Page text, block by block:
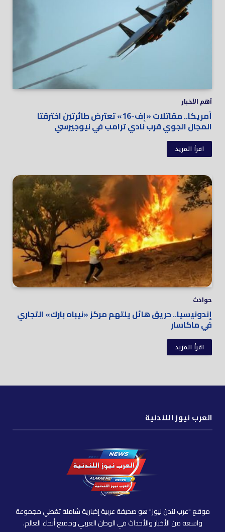
أهم الأخبار
أمريكا.. مقاتلات «إف-16» تعترض طائرتين اخترقتا
المجال الجوي قرب نادي ترامب في نيوجيرسي
اقرأ المزيد
حوادث
إندونيسيا.. حريق هائل يلتهم مركز «نيباه بارك» التجاري
في ماكاسار
اقرأ المزيد
العرب نيوز اللندنية
موقع "عرب لندن نيوز" هو صحيفة عربية إخبارية شاملة تغطي مجموعة
واسعة من الأخبار والأحداث في الوطن العربي وجميع أنحاء العالم.